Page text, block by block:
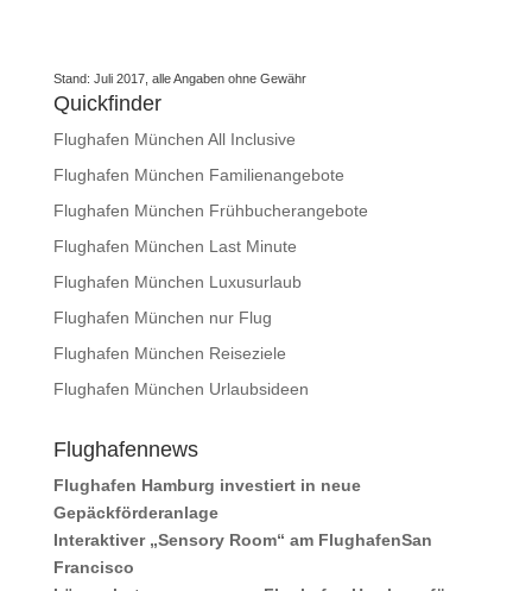
Stand: Juli 2017, alle Angaben ohne Gewähr
Quickfinder
Flughafen München All Inclusive
Flughafen München Familienangebote
Flughafen München Frühbucherangebote
Flughafen München Last Minute
Flughafen München Luxusurlaub
Flughafen München nur Flug
Flughafen München Reiseziele
Flughafen München Urlaubsideen
Flughafennews
Flughafen Hamburg investiert in neue
Gepäckförderanlage
Interaktiver „Sensory Room“ am FlughafenSan
Francisco